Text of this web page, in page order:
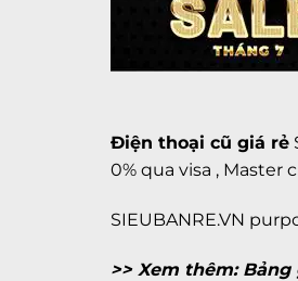
Điện thoại cũ giá rẻ
0% qua visa ,
SIEUBANRE.VN
>> Xem thêm: Bảng